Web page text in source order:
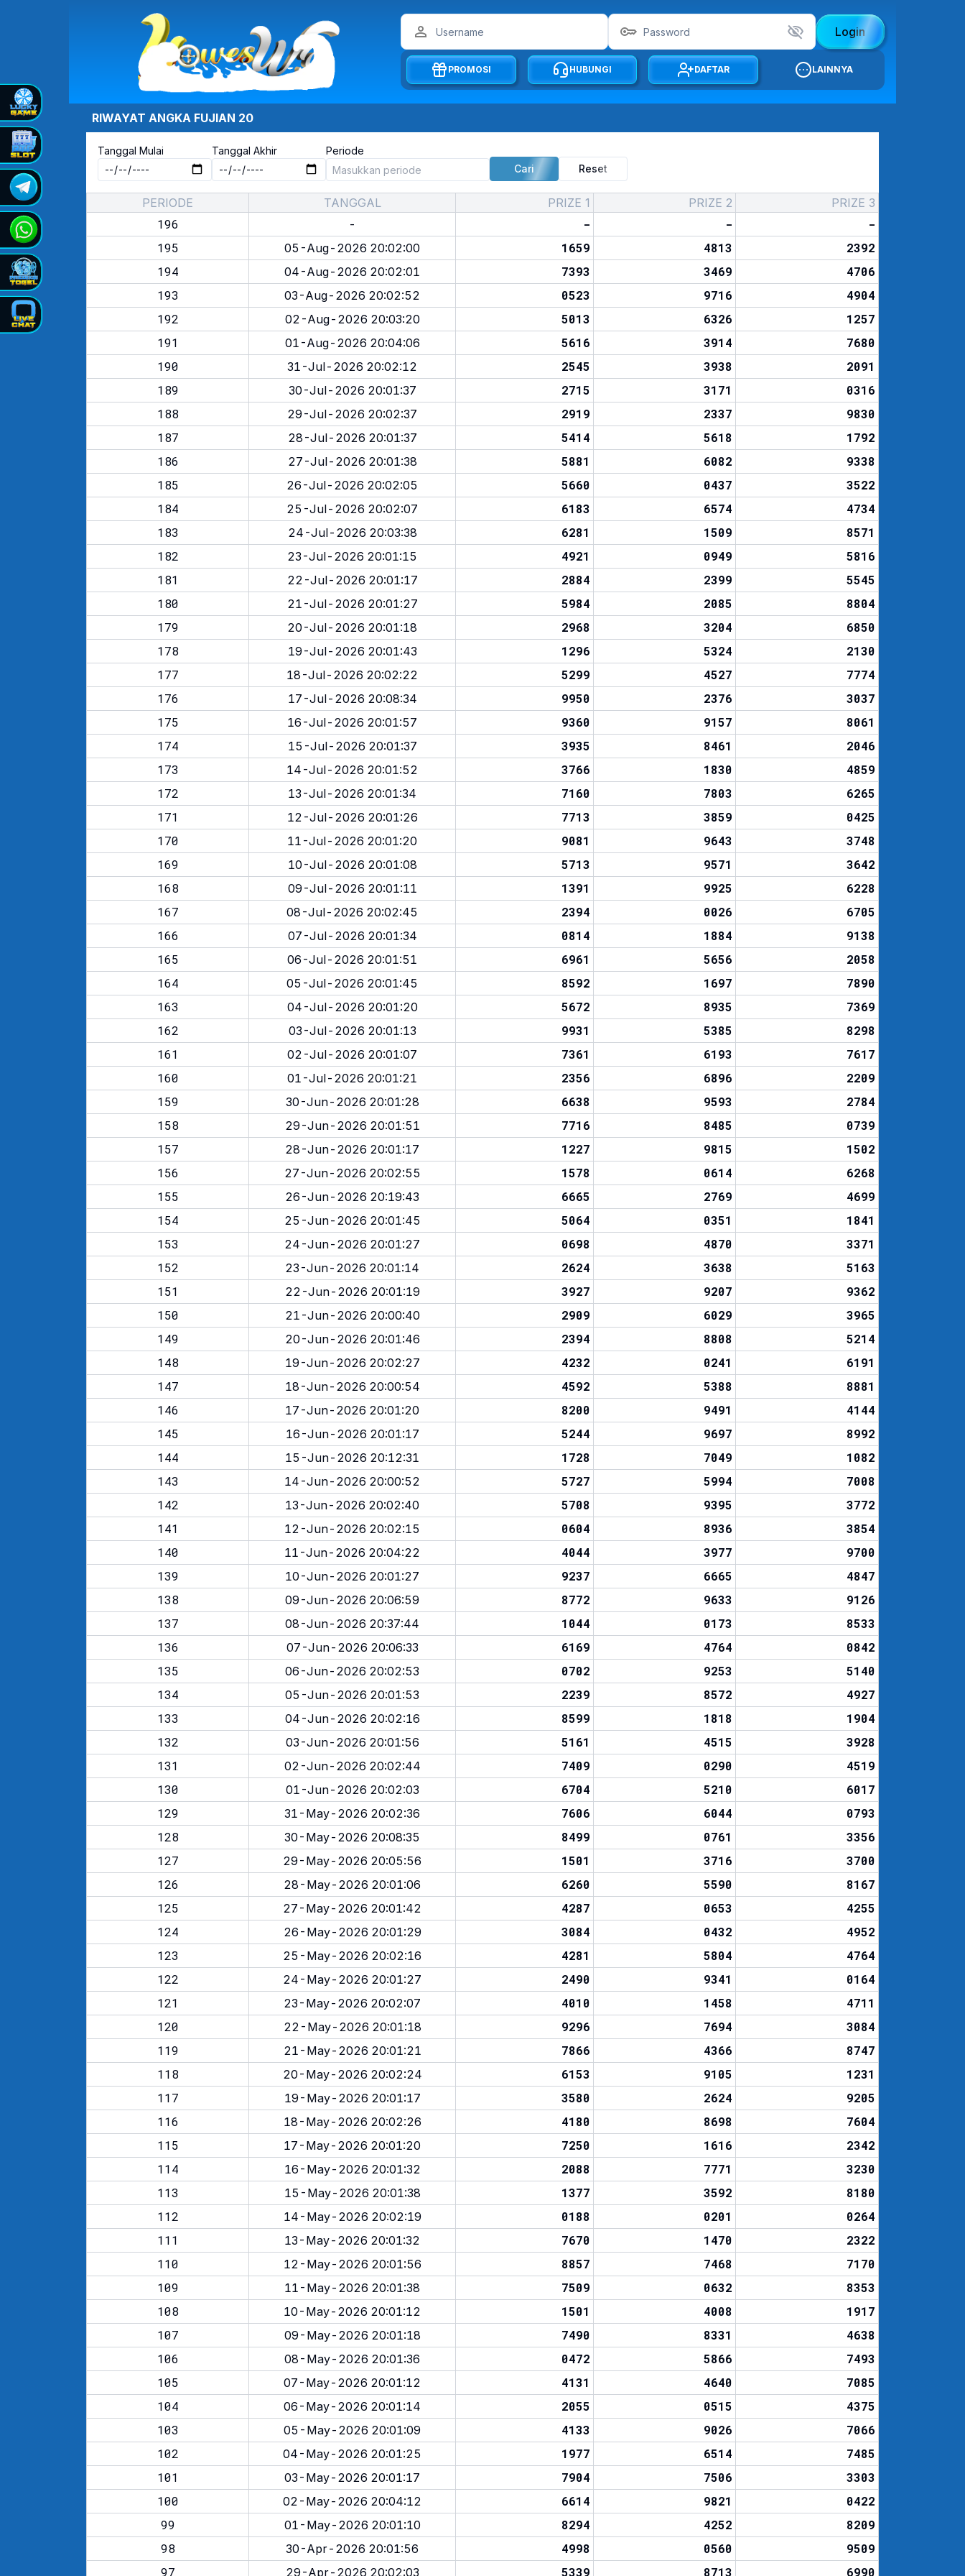
Login
PROMOSI HUBUNGI DAFTAR LAINNYA
RIWAYAT ANGKA FUJIAN 20
Tanggal Mulai Tanggal Akhir
Periode
Cari
Reset
PERIODE TANGGAL PRIZE 1 PRIZE 2 PRIZE 3
196 - - -
-
195
05-Aug-2026 20:02:00 1659 4813
2392
194
04-Aug-2026 20:02:01 7393 3469
4706
193
03-Aug-2026 20:02:52 0523 9716
4904
192
02-Aug-2026 20:03:20 5013 6326
1257
191
01-Aug-2026 20:04:06 5616 3914
7680
190
31-Jul-2026 20:02:12 2545 3938
2091
189
30-Jul-2026 20:01:37 2715 3171
0316
188
29-Jul-2026 20:02:37 2919 2337
9830
187
28-Jul-2026 20:01:37 5414 5618
1792
186
27-Jul-2026 20:01:38 5881 6082
9338
185
26-Jul-2026 20:02:05 5660 0437
3522
184
25-Jul-2026 20:02:07 6183 6574
4734
183
24-Jul-2026 20:03:38 6281 1509
8571
182
23-Jul-2026 20:01:15 4921 0949
5816
181
22-Jul-2026 20:01:17 2884 2399
5545
180
21-Jul-2026 20:01:27 5984 2085
8804
179
20-Jul-2026 20:01:18 2968 3204
6850
178
19-Jul-2026 20:01:43 1296 5324
2130
177
18-Jul-2026 20:02:22 5299 4527
7774
176
17-Jul-2026 20:08:34 9950 2376
3037
175
16-Jul-2026 20:01:57 9360 9157
8061
174
15-Jul-2026 20:01:37 3935 8461
2046
173
14-Jul-2026 20:01:52 3766 1830
4859
172
13-Jul-2026 20:01:34 7160 7803
6265
171
12-Jul-2026 20:01:26 7713 3859
0425
170
11-Jul-2026 20:01:20 9081 9643
3748
169
10-Jul-2026 20:01:08 5713 9571
3642
168
09-Jul-2026 20:01:11 1391 9925
6228
167
08-Jul-2026 20:02:45 2394 0026
6705
166
07-Jul-2026 20:01:34 0814 1884
9138
165
06-Jul-2026 20:01:51 6961 5656
2058
164
05-Jul-2026 20:01:45 8592 1697
7890
163
04-Jul-2026 20:01:20 5672 8935
7369
162
03-Jul-2026 20:01:13 9931 5385
8298
161
02-Jul-2026 20:01:07 7361 6193
7617
160
01-Jul-2026 20:01:21 2356 6896
2209
159
30-Jun-2026 20:01:28 6638 9593
2784
158
29-Jun-2026 20:01:51 7716 8485
0739
157
28-Jun-2026 20:01:17 1227 9815
1502
156
27-Jun-2026 20:02:55 1578 0614
6268
155
26-Jun-2026 20:19:43 6665 2769
4699
154
25-Jun-2026 20:01:45 5064 0351
1841
153
24-Jun-2026 20:01:27 0698 4870
3371
152
23-Jun-2026 20:01:14 2624 3638
5163
151
22-Jun-2026 20:01:19 3927 9207
9362
150
21-Jun-2026 20:00:40 2909 6029
3965
149
20-Jun-2026 20:01:46 2394 8808
5214
148
19-Jun-2026 20:02:27 4232 0241
6191
147
18-Jun-2026 20:00:54 4592 5388
8881
146
17-Jun-2026 20:01:20 8200 9491
4144
145
16-Jun-2026 20:01:17 5244 9697
8992
144
15-Jun-2026 20:12:31 1728 7049
1082
143
14-Jun-2026 20:00:52 5727 5994
7008
142
13-Jun-2026 20:02:40 5708 9395
3772
141
12-Jun-2026 20:02:15 0604 8936
3854
140
11-Jun-2026 20:04:22 4044 3977
9700
139
10-Jun-2026 20:01:27 9237 6665
4847
138
09-Jun-2026 20:06:59 8772 9633
9126
137
08-Jun-2026 20:37:44 1044 0173
8533
136
07-Jun-2026 20:06:33 6169 4764
0842
135
06-Jun-2026 20:02:53 0702 9253
5140
134
05-Jun-2026 20:01:53 2239 8572
4927
133
04-Jun-2026 20:02:16 8599 1818
1904
132
03-Jun-2026 20:01:56 5161 4515
3928
131
02-Jun-2026 20:02:44 7409 0290
4519
130
01-Jun-2026 20:02:03 6704 5210
6017
129
31-May-2026 20:02:36 7606 6044
0793
128
30-May-2026 20:08:35 8499 0761
3356
127
29-May-2026 20:05:56 1501 3716
3700
126
28-May-2026 20:01:06 6260 5590
8167
125
27-May-2026 20:01:42 4287 0653
4255
124
26-May-2026 20:01:29 3084 0432
4952
123
25-May-2026 20:02:16 4281 5804
4764
122
24-May-2026 20:01:27 2490 9341
0164
121
23-May-2026 20:02:07 4010 1458
4711
120
22-May-2026 20:01:18 9296 7694
3084
119
21-May-2026 20:01:21 7866 4366
8747
118
20-May-2026 20:02:24 6153 9105
1231
117
19-May-2026 20:01:17 3580 2624
9205
116
18-May-2026 20:02:26 4180 8698
7604
115
17-May-2026 20:01:20 7250 1616
2342
114
16-May-2026 20:01:32 2088 7771
3230
113
15-May-2026 20:01:38 1377 3592
8180
112
14-May-2026 20:02:19 0188 0201
0264
111
13-May-2026 20:01:32 7670 1470
2322
110
12-May-2026 20:01:56 8857 7468
7170
109
11-May-2026 20:01:38 7509 0632
8353
108
10-May-2026 20:01:12 1501 4008
1917
107
09-May-2026 20:01:18 7490 8331
4638
106
08-May-2026 20:01:36 0472 5866
7493
105
07-May-2026 20:01:12 4131 4640
7085
104
06-May-2026 20:01:14 2055 0515
4375
103
05-May-2026 20:01:09 4133 9026
7066
102
04-May-2026 20:01:25 1977 6514
7485
101
03-May-2026 20:01:17 7904 7506
3303
100
02-May-2026 20:04:12 6614 9821
0422
99
01-May-2026 20:01:10 8294 4252
8209
98
30-Apr-2026 20:01:56 4998 0560
9509
97
29-Apr-2026 20:02:03 5339 8713 6990